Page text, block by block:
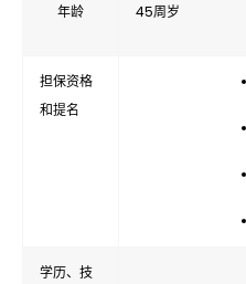
年龄 45周岁
担保资格
和提名
学历、技